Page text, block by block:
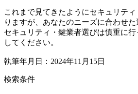
これまで見てきたようにセキュリテ
りますが、あなたのニーズに合わせた
セキュリティ・鍵業者選びは慎重に
してください。
執筆年月日：2024年11月15日
検索条件